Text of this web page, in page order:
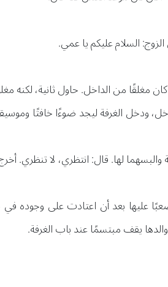
السلام عليكم يا عمي.
مغلقًا من الداخل. حاول ثانية، لكنه
ودخل الغرفة ليجد ضوءًا خافتًا
لها. قال: انتظري، لا تنظري.
عليها بعد أن اعتادت على وجوده
يقف مبتسمًا عند باب الغرفة.